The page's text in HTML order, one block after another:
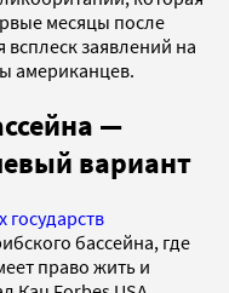
месяцы после
заявлений на
американцев.
—
вариант
бассейна, где
право жить и